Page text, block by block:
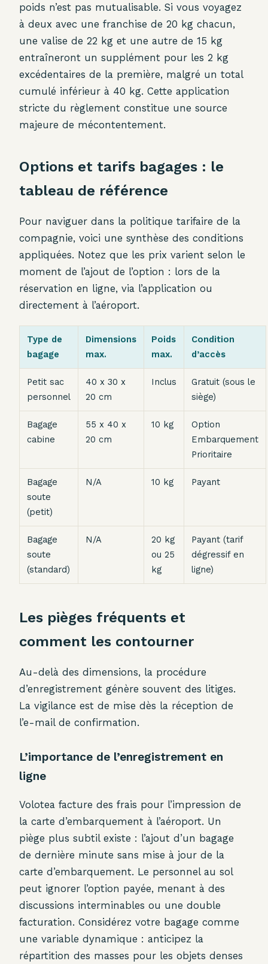
poids n’est pas mutualisable. Si vous voyagez
à deux avec une franchise de 20 kg chacun,
une valise de 22 kg et une autre de 15 kg
entraîneront un supplément pour les 2 kg
excédentaires de la première, malgré un total
cumulé inférieur à 40 kg. Cette application
stricte du règlement constitue une source
majeure de mécontentement.
Options et tarifs bagages : le
tableau de référence
Pour naviguer dans la politique tarifaire de la
compagnie, voici une synthèse des conditions
appliquées. Notez que les prix varient selon le
moment de l’ajout de l’option : lors de la
réservation en ligne, via l’application ou
directement à l’aéroport.
Type de
bagage
Dimensions
max.
Poids
max.
Condition
d’accès
Petit sac
personnel
40 x 30 x
20 cm
Inclus
Gratuit (sous le
siège)
Bagage
cabine
55 x 40 x
20 cm
10 kg
Option
Embarquement
Prioritaire
Bagage
soute
(petit)
N/A 10 kg Payant
Bagage
soute
(standard)
N/A
20 kg
ou 25
kg
Payant (tarif
dégressif en
ligne)
Les pièges fréquents et
comment les contourner
Au-delà des dimensions, la procédure
d’enregistrement génère souvent des litiges.
La vigilance est de mise dès la réception de
l’e-mail de confirmation.
L’importance de l’enregistrement en
ligne
Volotea facture des frais pour l’impression de
la carte d’embarquement à l’aéroport. Un
piège plus subtil existe : l’ajout d’un bagage
de dernière minute sans mise à jour de la
carte d’embarquement. Le personnel au sol
peut ignorer l’option payée, menant à des
discussions interminables ou une double
facturation. Considérez votre bagage comme
une variable dynamique : anticipez la
répartition des masses pour les objets denses